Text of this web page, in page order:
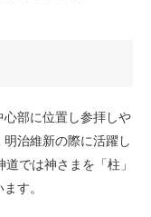
部に位置し参拝しや
治維新の際に活躍し
では神さまを「柱」
す。